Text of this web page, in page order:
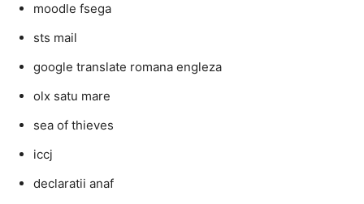
moodle fsega
sts mail
google translate romana engleza
olx satu mare
sea of thieves
iccj
declaratii anaf